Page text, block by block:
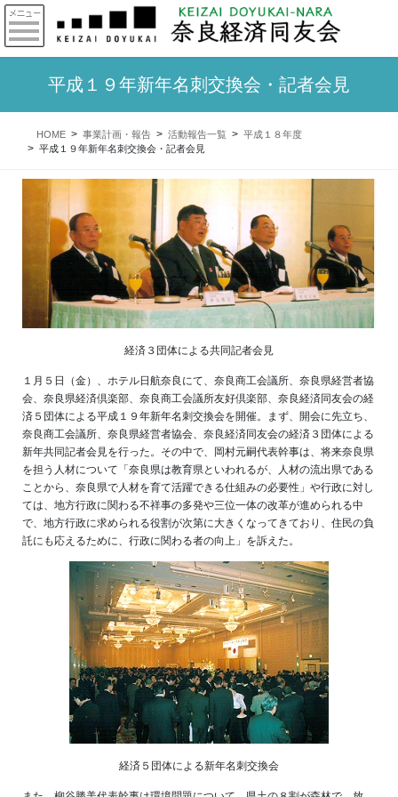
平成１９年新年名刺交換会・記者会見
HOME 事業計画・報告 活動報告一覧
平成１８年度
平成１９年新年名刺交換会・記者会見
経済３団体による共同記者会見
１月５日（金）、ホテル日航奈良にて、奈良商工会議所、奈良県経営者協
会、奈良県経済倶楽部、奈良商工会議所友好倶楽部、奈良経済同友会の経
済５団体による平成１９年新年名刺交換会を開催。まず、開会に先立ち、
奈良商工会議所、奈良県経営者協会、奈良経済同友会の経済３団体による
新年共同記者会見を行った。その中で、岡村元嗣代表幹事は、将来奈良県
を担う人材について「奈良県は教育県といわれるが、人材の流出県である
ことから、奈良県で人材を育て活躍できる仕組みの必要性」や行政に対し
ては、地方行政に関わる不祥事の多発や三位一体の改革が進められる中
で、地方行政に求められる役割が次第に大きくなってきており、住民の負
託にも応えるために、行政に関わる者の向上」を訴えた。
経済５団体による新年名刺交換会